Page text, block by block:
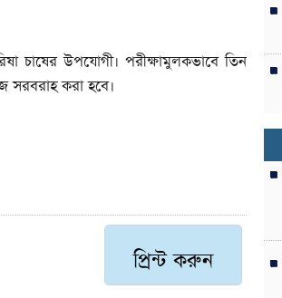
চাষের উপযোগী। পরীক্ষামুলকভাবে তিন
সরবরাহ করা হবে।
প্রিন্ট করুন